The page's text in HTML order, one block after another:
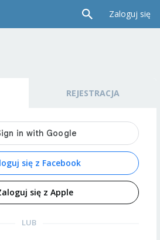
Zaloguj się
REJESTRACJA
się z Facebook
się z Apple
LUB